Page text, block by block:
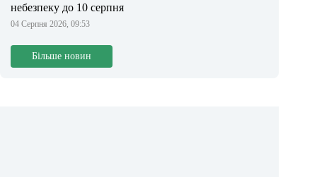
небезпеку до 10 серпня
04 Серпня 2026, 09:53
Більше новин